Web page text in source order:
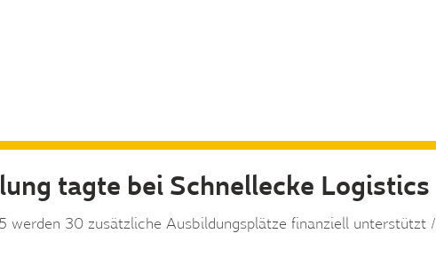
tagte bei Schnellecke Logistics
30 zusätzliche Ausbildungsplätze finanziell unterstützt /